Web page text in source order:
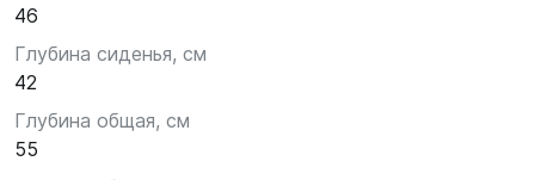
46
Глубина сиденья, см
42
Глубина общая, см
55